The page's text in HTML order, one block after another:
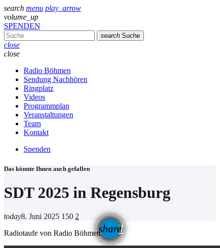
search menu play_arrow
volume_up
SPENDEN
search Suche
close
close
Radio Böhmen
Sendung Nachhören
Ringplatz
Videos
Programmplan
Veranstaltungen
Team
Kontakt
Spenden
Das könnte Ihnen auch gefallen
SDT 2025 in Regensburg
today8. Juni 2025 150 2
share
email
Radiotaufe von Radio Böhmen